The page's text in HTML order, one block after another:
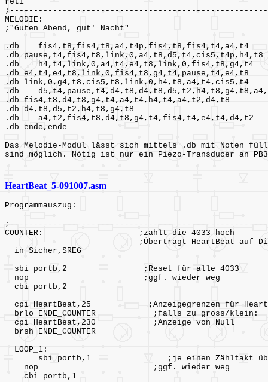
MELODIE:
;"Guten Abend, gut' Nacht"
.db fis4,t8,fis4,t8,a4,t4p,fis4,t8,fis4,t4,a4,t4
.db pause,t4,fis4,t8,link,0,a4,t8,d5,t4,cis5,t4p,h4,t8
.db h4,t4,link,0,a4,t4,e4,t8,link,0,fis4,t8,g4,t4
.db e4,t4,e4,t8,link,0,fis4,t8,g4,t4,pause,t4,e4,t8
.db link,0,g4,t8,cis5,t8,link,0,h4,t8,a4,t4,cis5,t4
.db
.db fis4,t8,d4,t8,g4,t4,a4,t4,h4,t4,a4,t2,d4,t8
.db d4,t8,d5,t2,h4,t8,g4,t8
.db
.db ende,ende
Das Melodie-Modul lässt sich mittels .db mit Noten
sind möglich. Nötig ist nur ein Piezo-Transducer an
HeartBeat_5-091007.asm
Programmauszug:
COUNTER: ;zählt die 4033 hoch
;Überträgt HeartBeat auf
in Sicher,SREG
sbi portb,2 ;Reset für alle 4033
nop ;ggf. wieder weg
cbi portb,2
cpi HeartBeat,25 ;Anzeigegrenzen für
brlo ENDE_COUNTER ;falls zu gross/klein:
cpi HeartBeat,230 ;Anzeige von Null
brsh ENDE_COUNTER
LOOP_1:
sbi portb,1 ;je einen Zähltakt
nop ;ggf. wieder weg
cbi portb,1